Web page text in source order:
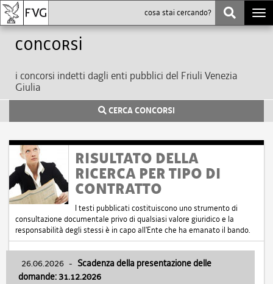
Concorsi
i concorsi indetti dagli enti pubblici del Friuli Venezia
Giulia
CERCA CONCORSI
RISULTATO DELLA
RICERCA PER TIPO DI
CONTRATTO
I testi pubblicati costituiscono uno strumento di
consultazione documentale privo di qualsiasi valore giuridico e la
responsabilità degli stessi è in capo all'Ente che ha emanato il bando.
26.06.2026 - Scadenza della presentazione delle
domande: 31.12.2026